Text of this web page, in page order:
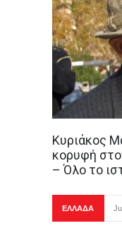
Κυριάκος
κορυφή
– Όλο το
ΕΛΛΑΔΑ